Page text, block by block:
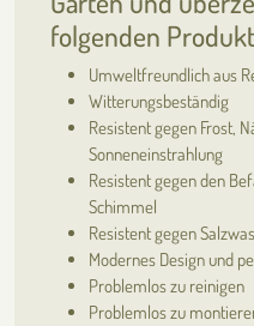
folgenden
Umweltfreundlich aus
Witterungsbeständig
Resistent gegen Frost,
Sonneneinstrahlung
Resistent gegen den
Schimmel
Resistent gegen
Modernes Design und
Problemlos zu reinigen
Problemlos zu